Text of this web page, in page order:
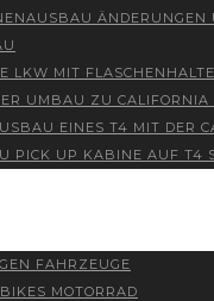
ÄNDERUNGEN
LKW MIT
UMBAU ZU CALIFORNIA
EINES T4 MIT DER
PICK UP KABINE AUF T4
FAHRZEUGE
MOTORRAD